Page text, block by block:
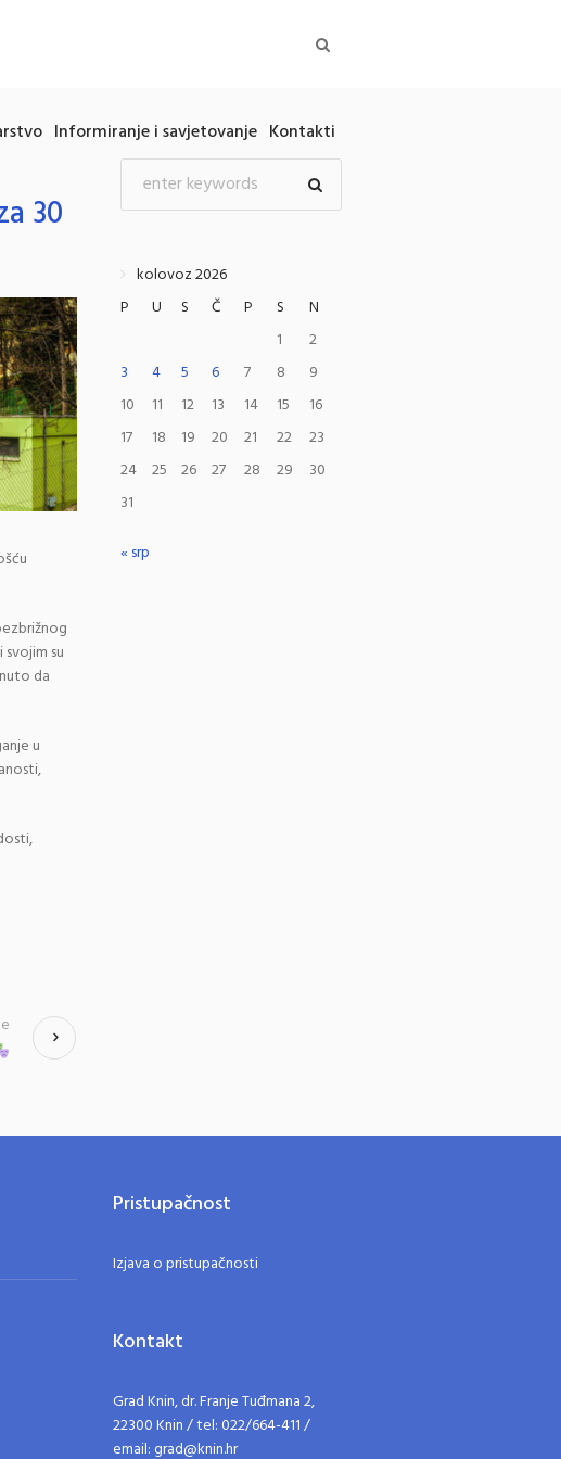
Informiranje i savjetovanje Kontakti
30
su
da
u
kolovoz 2026
P
U S Č P S
N
1
2
3
4 5 6 7 8
9
10
11 12 13 14 15
16
17
18 19 20 21 22
23
24
25 26 27 28 29
30
31
« srp
Pristupačnost
Izjava o pristupačnosti
Kontakt
Grad Knin, dr. Franje Tuđmana 2,
22300 Knin / tel: 022/664-411 /
email: grad@knin.hr